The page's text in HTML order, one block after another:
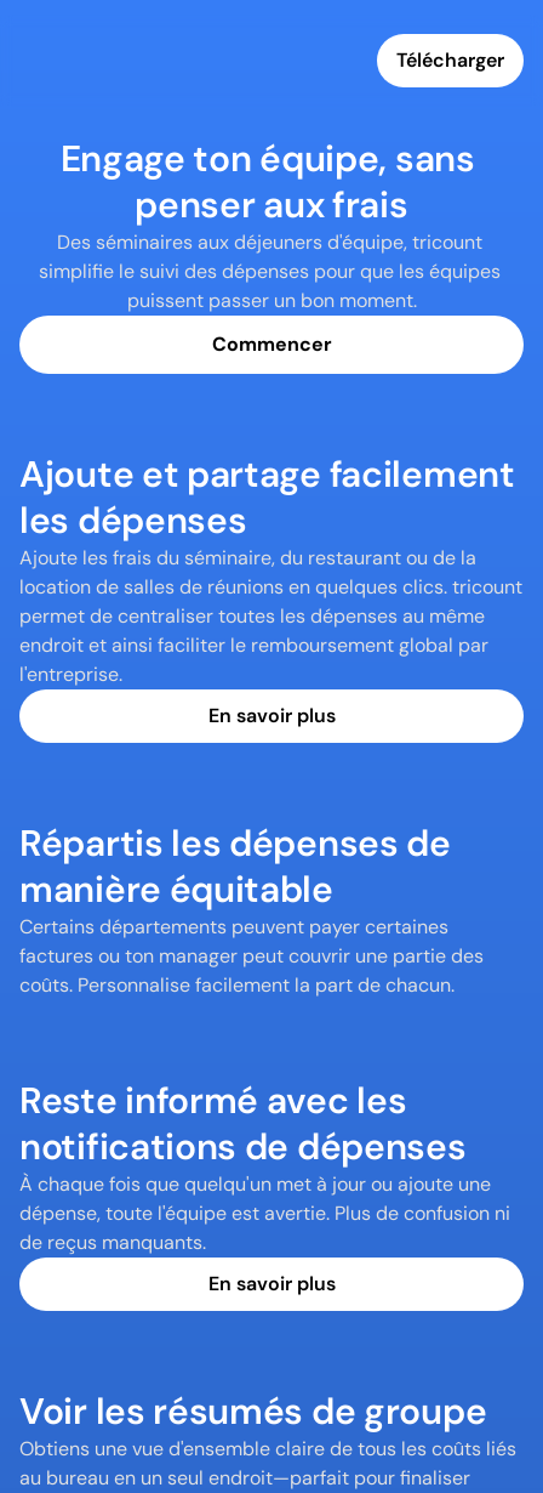
Télécharger
Engage ton équipe, sans
penser aux frais
Des séminaires aux déjeuners d'équipe, tricount
simplifie le suivi des dépenses pour que les équipes
puissent passer un bon moment.
Commencer
Ajoute et partage facilement
les dépenses
Ajoute les frais du séminaire, du restaurant ou de la
location de salles de réunions en quelques clics. tricount
permet de centraliser toutes les dépenses au même
endroit et ainsi faciliter le remboursement global par
l'entreprise.
En savoir plus
Répartis les dépenses de
manière équitable
Certains départements peuvent payer certaines
factures ou ton manager peut couvrir une partie des
coûts. Personnalise facilement la part de chacun.
Reste informé avec les
notifications de dépenses
À chaque fois que quelqu'un met à jour ou ajoute une
dépense, toute l'équipe est avertie. Plus de confusion ni
de reçus manquants.
En savoir plus
Voir les résumés de groupe
Obtiens une vue d'ensemble claire de tous les coûts liés
au bureau en un seul endroit—parfait pour finaliser